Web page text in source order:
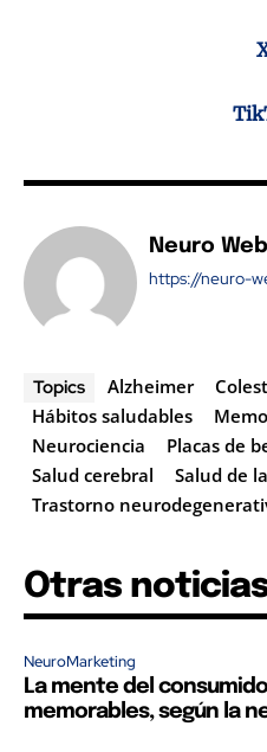
Neuro Web
https://neuro-
Topics Alzheimer
Hábitos saludables
Neurociencia
Placas de
Salud cerebral
Salud de
Trastorno
Otras
NeuroMarketing
La mente del
memorables, según la